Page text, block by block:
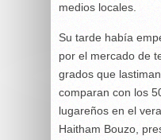
medios locales.
Su tarde había
por el mercado de
grados que
comparan con los
lugareños en el
Haitham Bouzo,